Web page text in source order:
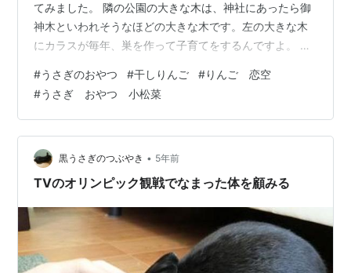
てみました。 隣の公園の大きな木は、神社にあったら御
神木といわれそうなほどの大きな木です。左の大きな木
にカラスが毎年、巣を作って子育てをするんですよ。 子
使いますW www.akirosso.com いつもは忙しくて庭の様
子もまともに見れないけど、今日見てみると花が咲いて
ましたヽ(^o^)丿 春にウチの夫に雑草と間違えて株を抜か
れてしまったカンパニュラの花です。もう諦めていたの
ですが、思いもかけない場所で花を咲かせていて感動し
てしまいました。…
#うさぎのおやつ #干しりんご #りんご 恋空
#うさぎ おやつ 小松菜
黒うさぎのつぶやき • 5年前
TVのオリンピック観戦でなまった体を顧みる